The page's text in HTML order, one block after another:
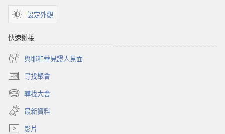
設定外觀
快速鏈接
與耶和華見證人見面
尋找聚會
（開
啟
新
視
窗）
尋找大會
（開
啟
新
視
最新資料
影片